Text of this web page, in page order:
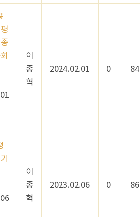
이
종
혁
2024.02.01 0
이
종
혁
2023.02.06 0